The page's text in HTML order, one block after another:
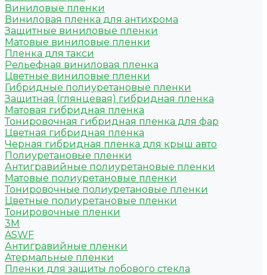
Виниловые пленки
Виниловая пленка для антихрома
Защитные виниловые пленки
Матовые виниловые пленки
Пленка для такси
Рельефная виниловая пленка
Цветные виниловые пленки
Гибридные полиуретановые пленки
Защитная (глянцевая) гибридная пленка
Матовая гибридная пленка
Тонировочная гибридная пленка для фар
Цветная гибридная пленка
Черная гибридная пленка для крыш авто
Полиуретановые пленки
Антигравийные полиуретановые пленки
Матовые полиуретановые пленки
Тонировочные полиуретановые пленки
Цветные полиуретановые пленки
Тонировочные пленки
3M
ASWF
Антигравийные пленки
Атермальные пленки
Пленки для защиты лобового стекла